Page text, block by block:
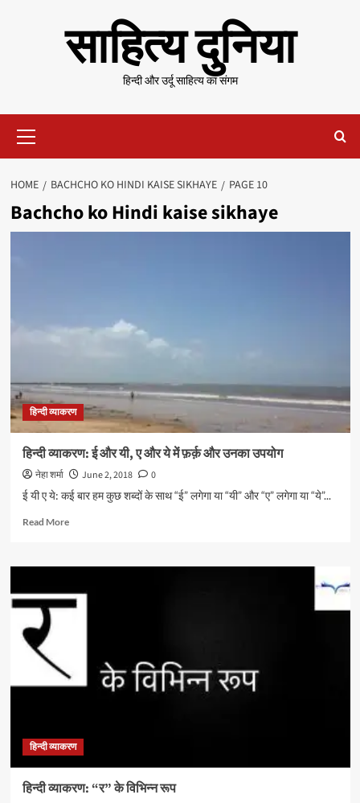
साहित्य दुनिया
हिन्दी और उर्दू साहित्य का संगम
Menu
HOME BACHCHO KO HINDI KAISE SIKHAYE PAGE 10
Bachcho ko Hindi kaise sikhaye
हिन्दी व्याकरण
हिन्दी व्याकरण: ई और यी, ए और ये में फ़र्क़ और उनका उपयोग
नेहा शर्मा June 2, 2018
0
ई यी ए ये: कई बार हम कुछ शब्दों के साथ “ई” लगेगा या “यी” और “ए” लगेगा या “ये”...
Read MoreRead
हिन्दी
ई
और
ये
में
उपयोग
हिन्दी व्याकरण
हिन्दी व्याकरण: “र” के विभिन्न रूप